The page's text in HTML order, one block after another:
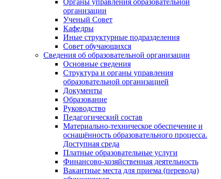
организации
Ученый Совет
Кафедры
Иные структурные подразделения
Совет обучающихся
Сведения об образовательной организации
Основные сведения
Структура и органы управления
образовательной организацией
Документы
Образование
Руководство
Педагогический состав
Материально-техническое обеспечение и
оснащённость образовательного процесса.
Доступная среда
Платные образовательные услуги
Финансово-хозяйственная деятельность
Вакантные места для приема (перевода)